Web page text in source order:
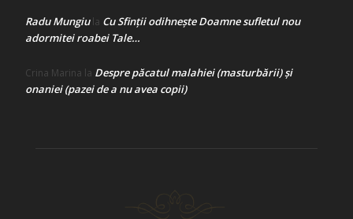
Radu Mungiula Cu Sfinții odihnește Doamne sufletul nou
adormitei roabei Tale…
Crina Marina la Despre păcatul malahiei (masturbării) şi
onaniei (pazei de a nu avea copii)